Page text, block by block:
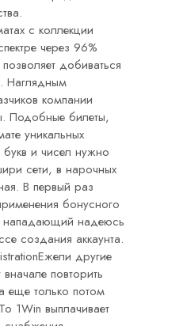
с коллекции
через 96%
добиваться
Наглядным
компании
Подобные билеты,
уникальных
и чисел нужно
сети, в нарочных
В первый раз
бонусного
надеюсь
создания аккаунта.
Ежели другие
повторить
еще только потом
1Win выплачивает